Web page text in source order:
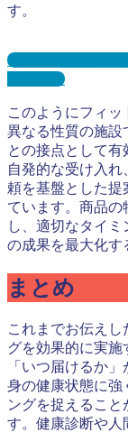
す。
老人ホーム・介護
例を紹介
このようにフィッ
異なる性質の施設
との接点として
自発的な受け入
頼を基盤とした提
ています。商品の
し、適切なタイ
の成果を最大化す
まとめ
これまでお伝え
グを効果的に実施
「いつ届けるか
身の健康状態に強
ングを捉えること
す。健康診断や人